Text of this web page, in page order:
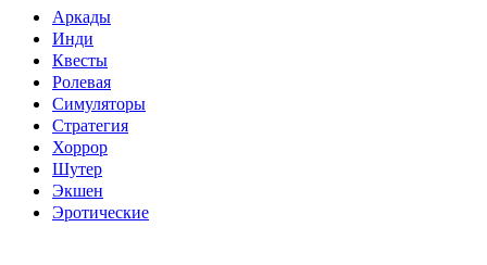
Аркады
Инди
Квесты
Ролевая
Симуляторы
Стратегия
Хоррор
Шутер
Экшен
Эротические